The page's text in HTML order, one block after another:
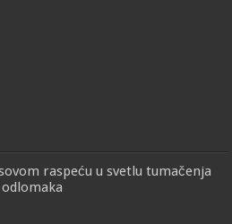
raspeću u svetlu tumačenja
odlomaka